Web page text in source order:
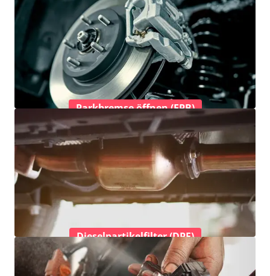
Parkbremse öffnen (EPB)
Dieselpartikelfilter (DPF)